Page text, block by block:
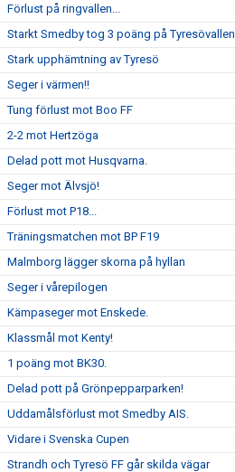
Förlust på ringvallen...
Starkt Smedby tog 3 poäng på Tyresövallen
Stark upphämtning av Tyresö
Seger i värmen!!
Tung förlust mot Boo FF
2-2 mot Hertzöga
Delad pott mot Husqvarna.
Seger mot Älvsjö!
Förlust mot P18...
Träningsmatchen mot BP F19
Malmborg lägger skorna på hyllan
Seger i vårepilogen
Kämpaseger mot Enskede.
Klassmål mot Kenty!
1 poäng mot BK30.
Delad pott på Grönpepparparken!
Uddamålsförlust mot Smedby AIS.
Vidare i Svenska Cupen
Strandh och Tyresö FF går skilda vägar